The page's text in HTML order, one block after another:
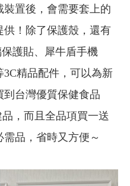
置後，會需要套上的
供！除了保護殼，還有
護貼、犀牛盾手機
精品配件，可以為新
台灣優質保健食品
品，而且全品項買一送
品，省時又方便～